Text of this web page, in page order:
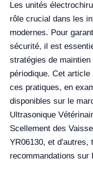
Les unités
rôle crucial dans les
modernes. Pour
sécurité, il est
stratégies de
périodique. Cet
ces pratiques, en
disponibles sur le
Ultrasonique
Scellement des
YR06130, et d'autres,
recommandations sur